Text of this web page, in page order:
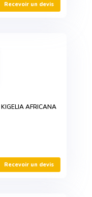
Recevoir un devis
AFRICANA
Recevoir un devis